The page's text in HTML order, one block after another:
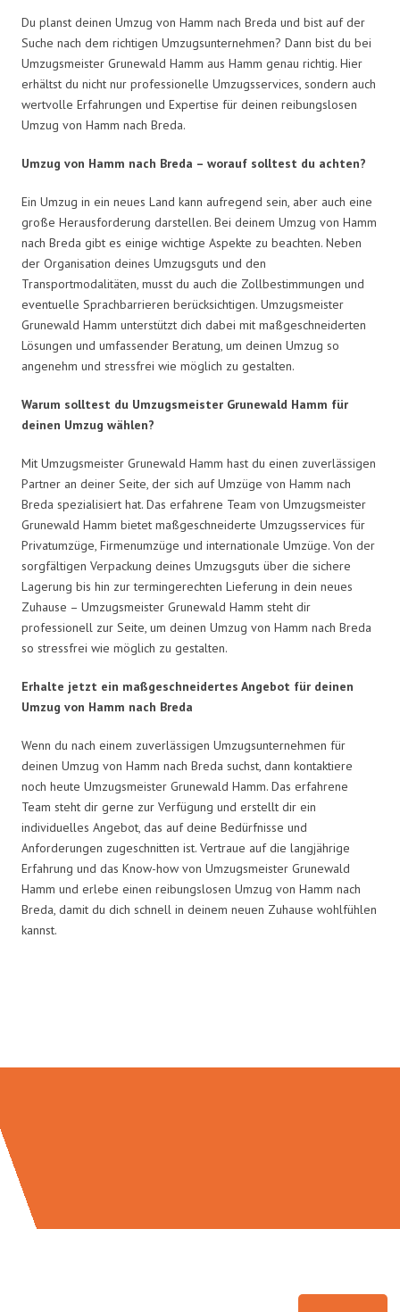
Du planst deinen Umzug von Hamm nach Breda und bist auf der
Suche nach dem richtigen Umzugsunternehmen? Dann bist du bei
Umzugsmeister Grunewald Hamm aus Hamm genau richtig. Hier
erhältst du nicht nur professionelle Umzugsservices, sondern auch
wertvolle Erfahrungen und Expertise für deinen reibungslosen
Umzug von Hamm nach Breda.
Umzug von Hamm nach Breda – worauf solltest du achten?
Ein Umzug in ein neues Land kann aufregend sein, aber auch eine
große Herausforderung darstellen. Bei deinem Umzug von Hamm
nach Breda gibt es einige wichtige Aspekte zu beachten. Neben
der Organisation deines Umzugsguts und den
Transportmodalitäten, musst du auch die Zollbestimmungen und
eventuelle Sprachbarrieren berücksichtigen. Umzugsmeister
Grunewald Hamm unterstützt dich dabei mit maßgeschneiderten
Lösungen und umfassender Beratung, um deinen Umzug so
angenehm und stressfrei wie möglich zu gestalten.
Warum solltest du Umzugsmeister Grunewald Hamm für
deinen Umzug wählen?
Mit Umzugsmeister Grunewald Hamm hast du einen zuverlässigen
Partner an deiner Seite, der sich auf Umzüge von Hamm nach
Breda spezialisiert hat. Das erfahrene Team von Umzugsmeister
Grunewald Hamm bietet maßgeschneiderte Umzugsservices für
Privatumzüge, Firmenumzüge und internationale Umzüge. Von der
sorgfältigen Verpackung deines Umzugsguts über die sichere
Lagerung bis hin zur termingerechten Lieferung in dein neues
Zuhause – Umzugsmeister Grunewald Hamm steht dir
professionell zur Seite, um deinen Umzug von Hamm nach Breda
so stressfrei wie möglich zu gestalten.
Erhalte jetzt ein maßgeschneidertes Angebot für deinen
Umzug von Hamm nach Breda
Wenn du nach einem zuverlässigen Umzugsunternehmen für
deinen Umzug von Hamm nach Breda suchst, dann kontaktiere
noch heute Umzugsmeister Grunewald Hamm. Das erfahrene
Team steht dir gerne zur Verfügung und erstellt dir ein
individuelles Angebot, das auf deine Bedürfnisse und
Anforderungen zugeschnitten ist. Vertraue auf die langjährige
Erfahrung und das Know-how von Umzugsmeister Grunewald
Hamm und erlebe einen reibungslosen Umzug von Hamm nach
Breda, damit du dich schnell in deinem neuen Zuhause wohlfühlen
kannst.